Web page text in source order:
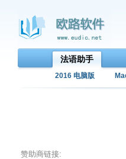
法语助手
2016 电脑版
赞助商链接: